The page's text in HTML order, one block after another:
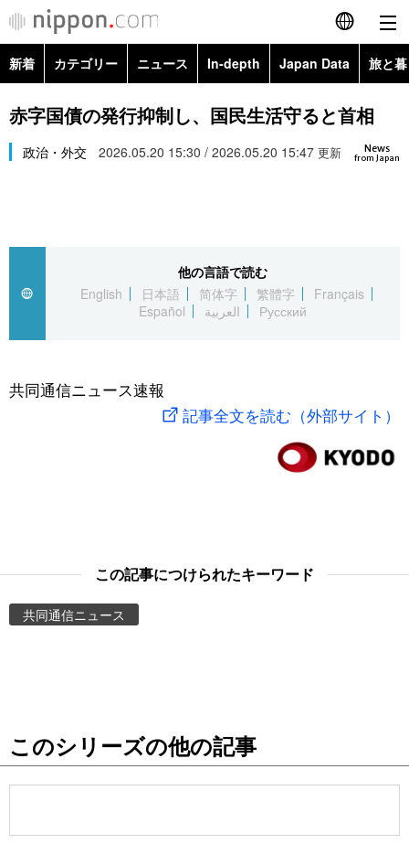
English
简体字
繁體字
العربية
社会
旅と暮らし
東京
新着 カテゴリー ニュース In-depth Japan Data 旅と
政治・外交
経済・ビジネス
社会
文化
科学・技術
暮らし
Topics
Images
お知らせ
赤字国債の発行抑制し、国民生活守ると首相
News
from Japan
政治・外交 2026.05.20 15:30 / 2026.05.20 15:47 更新
他の言語で読む
English
日本語 简体字 繁體字
Français
Español
العربية Русский
共同通信ニュース速報
記事全文を読む（外部サイト）
この記事につけられたキーワード
共同通信ニュース
このシリーズの他の記事